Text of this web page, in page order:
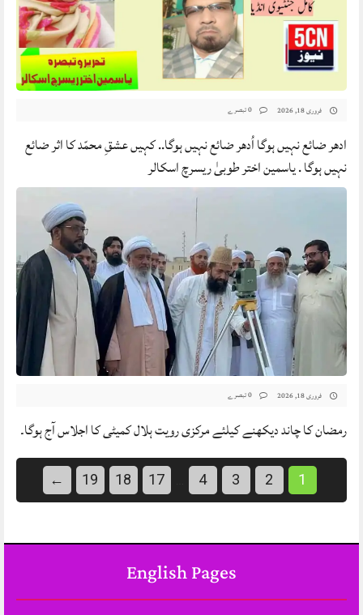
فروری 18, 2026
ادھر ضائع نہیں ہوگا اُدھر ضائع نہیں ہوگا.. کہیں عشقِ محمّد کا اثر ضائع
نہیں ہوگا . یاسمین اختر طوبیٰ ریسرچ اسکالر
فروری 18, 2026
رمضان کا چاند دیکھنے کیلئے مرکزی رویت ہلال کمیٹی کا اجلاس آج ہوگا۔
1
2
3
4
17
18
19
←
English Pages